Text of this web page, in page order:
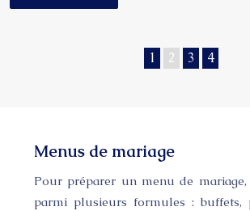
1 2 3 4
Menus de mariage
Pour préparer un menu de
parmi plusieurs formules : buffets,